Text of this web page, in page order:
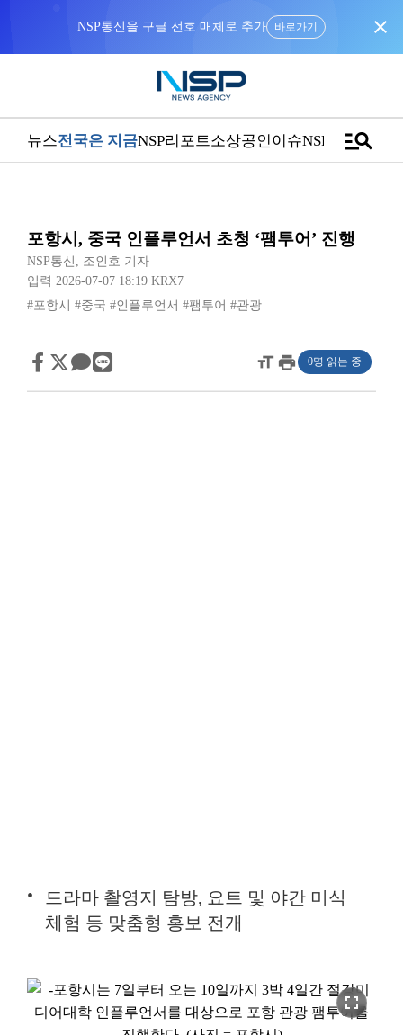
NSP통신을 구글 선호 매체로 추가 바로가기 close
뉴스전국은 지금NSP리포트소상공인이슈NSPTVmanage_search
포항시, 중국 인플루언서 초청 ‘팸투어’ 진행
NSP통신 , 조인호 기자
입력 2026-07-07 18:19 KRX7
#포항시
#중국 #인플루언서 #팸투어 #관광
format_sizeprint 0명 읽는 중
드라마 촬영지 탐방, 요트 및 야간 미식
체험 등 맞춤형 홍보 전개
fullscreen